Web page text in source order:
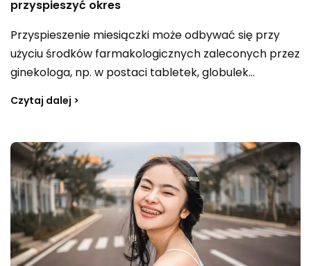
przyspieszyć okres
Przyspieszenie miesiączki może odbywać się przy
użyciu środków farmakologicznych zaleconych przez
ginekologa, np. w postaci tabletek, globulek
sposoby znane z medycyny ludowej, których celem
menstruacyjnego. Do takich rozwiązań zalicza się
m.in. zioła oraz metody typu gorąca kąpiel — jak
podejść do tego tematu rozsądnie?
Czytaj dalej >